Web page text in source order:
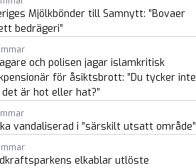
Mjölkbönder till Samnytt: ”Bovaer
bedrägeri”
och polisen jagar islamkritisk
för åsiktsbrott: ”Du tycker inte
är hot eller hat?”
vandaliserad i ”särskilt utsatt område”
elkablar utlöste